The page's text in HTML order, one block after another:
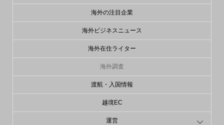
海外の注目企業
海外ビジネスニュース
海外在住ライター
海外調査
渡航・入国情報
越境EC
運営